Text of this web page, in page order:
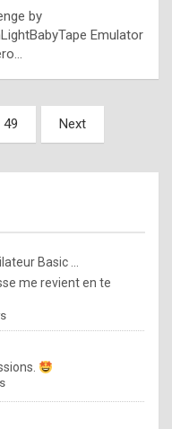
by
Emulator
49 Next
Basic ...
me revient en te